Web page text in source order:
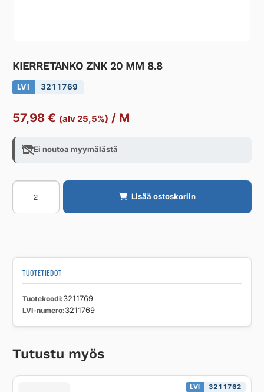
KIERRETANKO ZNK 20 MM 8.8
LVI 3211769
57,98 € (alv 25,5%) / M
Ei noutoa myymälästä
KIERRETANKO
20
Lisää ostoskoriin
TUOTETIEDOT
Tuotekoodi 3211769
LVI-numero 3211769
Tutustu myös
LVI 3211762